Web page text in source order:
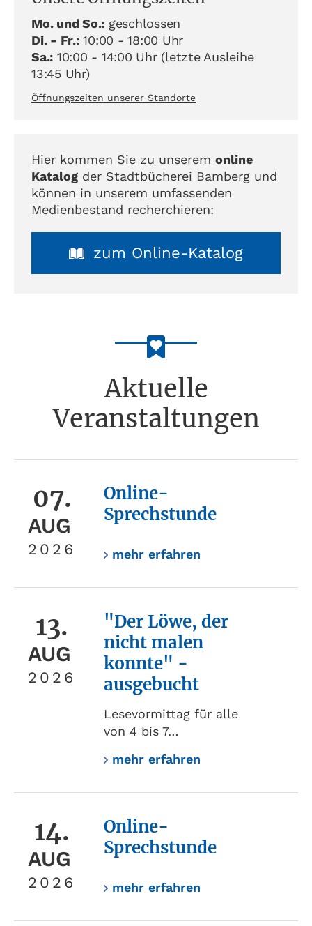
Mo. und So.: geschlossen
Di. - Fr.:10:00 - 18:00 Uhr
Sa.: 10:00 - 14:00 Uhr (letzte Ausleihe
13:45 Uhr)
Öffnungszeiten unserer Standorte
Hier kommen Sie zu unserem online
Katalog der Stadtbücherei Bamberg und
können in unserem umfassenden
Medienbestand recherchieren:
zum Online-Katalog
Aktuelle
Veranstaltungen
07.
AUG
2026
Online-
Sprechstunde
mehr erfahren
13.
AUG
2026
"Der Löwe, der
nicht malen
konnte" -
ausgebucht
Lesevormittag für alle
von 4 bis 7…
mehr erfahren
14.
AUG
2026
Online-
Sprechstunde
mehr erfahren